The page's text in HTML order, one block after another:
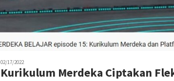
02/17/2022
Kurikulum Merdeka Ciptakan